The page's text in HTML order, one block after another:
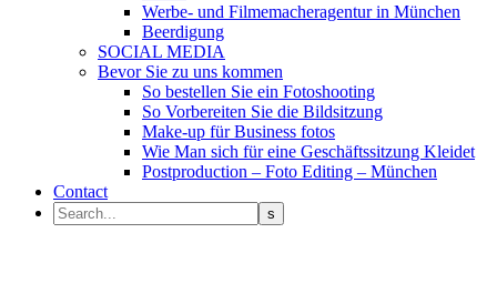
Werbe- und Filmemacheragentur in München
Beerdigung
SOCIAL MEDIA
Bevor Sie zu uns kommen
So bestellen Sie ein Fotoshooting
So Vorbereiten Sie die Bildsitzung
Make-up für Business fotos
Wie Man sich für eine Geschäftssitzung Kleidet
Postproduction – Foto Editing – München
Contact